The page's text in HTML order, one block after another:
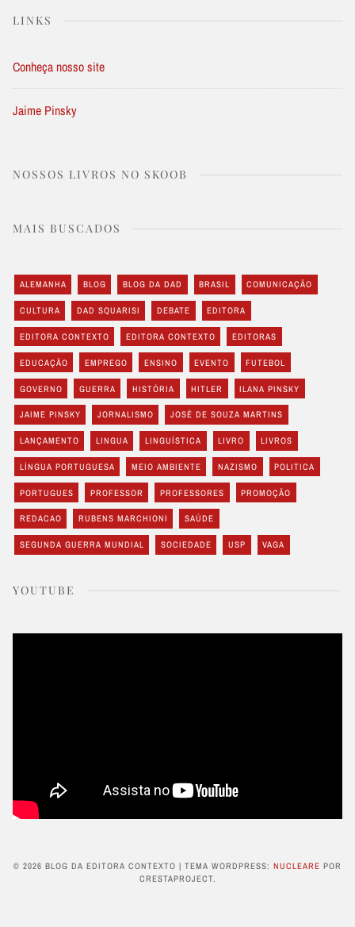
LINKS
Conheça nosso site
Jaime Pinsky
NOSSOS LIVROS NO SKOOB
MAIS BUSCADOS
ALEMANHA BLOG BLOG DA DAD BRASIL COMUNICAÇÃO
CULTURA DAD SQUARISI DEBATE EDITORA
EDITORA CONTEXTO EDITORA CONTEXTO EDITORAS
EDUCAÇÃO EMPREGO ENSINO EVENTO FUTEBOL
GOVERNO GUERRA HISTÓRIA HITLER ILANA PINSKY
JAIME PINSKY JORNALISMO JOSÉ DE SOUZA MARTINS
LANÇAMENTO LINGUA LINGUÍSTICA LIVRO LIVROS
LÍNGUA PORTUGUESA MEIO AMBIENTE NAZISMO POLITICA
PORTUGUES PROFESSOR PROFESSORES PROMOÇÃO
REDACAO RUBENS MARCHIONI SAÚDE
SEGUNDA GUERRA MUNDIAL SOCIEDADE USP VAGA
YOUTUBE
© 2026 BLOG DA EDITORA CONTEXTO | TEMA WORDPRESS: NUCLEARE POR
CRESTAPROJECT.